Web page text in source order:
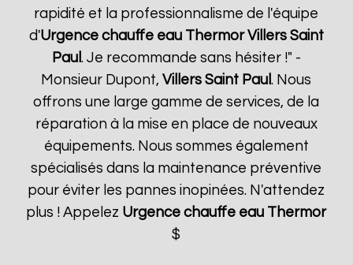
rapidité et la professionnalisme de l'équipe
d'Urgence chauffe eau Thermor Villers Saint
Paul . Je recommande sans hésiter !" -
Monsieur Dupont,Villers Saint Paul. Nous
offrons une large gamme de services, de la
réparation à la mise en place de nouveaux
équipements. Nous sommes également
spécialisés dans la maintenance préventive
pour éviter les pannes inopinées. N'attendez
plus ! Appelez Urgence chauffe eau Thermor
$